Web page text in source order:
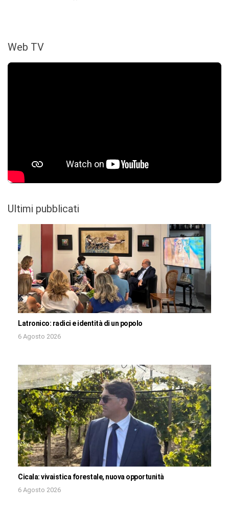
Web TV
Ultimi pubblicati
Latronico: radici e identità di un popolo
6 Agosto 2026
Cicala: vivaistica forestale, nuova opportunità
6 Agosto 2026